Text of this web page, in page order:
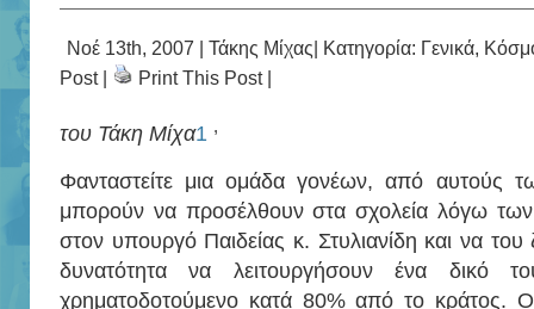
Νοέ 13th, 2007 | Τάκης Μίχας| Κατηγορία: Γενικά,
Post| Print This Post|
του Τάκη Μίχα1 ,
Φανταστείτε μια ομάδα γονέων, από αυτούς
μπορούν να προσέλθουν στα σχολεία λόγω
στον υπουργό Παιδείας κ. Στυλιανίδη και να
δυνατότητα να λειτουργήσουν ένα δικό
χρηματοδοτούμενο κατά 80% από το κράτος.